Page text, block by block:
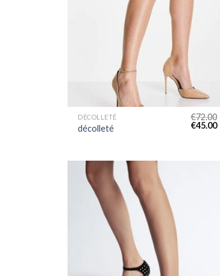
DÉCOLLETÉ
décolleté
€72.00
€45.00